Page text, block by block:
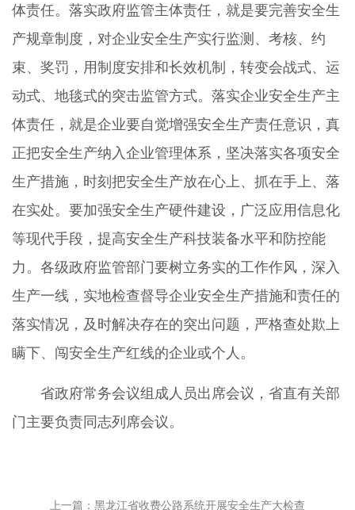
体责任。落实政府监管主体责任，就是要完善安全生
产规章制度，对企业安全生产实行监测、考核、约
束、奖罚，用制度安排和长效机制，转变会战式、运
动式、地毯式的突击监管方式。落实企业安全生产主
体责任，就是企业要自觉增强安全生产责任意识，真
正把安全生产纳入企业管理体系，坚决落实各项安全
生产措施，时刻把安全生产放在心上、抓在手上、落
在实处。要加强安全生产硬件建设，广泛应用信息化
等现代手段，提高安全生产科技装备水平和防控能
力。各级政府监管部门要树立务实的工作作风，深入
生产一线，实地检查督导企业安全生产措施和责任的
落实情况，及时解决存在的突出问题，严格查处欺上
瞒下、闯安全生产红线的企业或个人。
省政府常务会议组成人员出席会议，省直有关部
门主要负责同志列席会议。
上一篇：黑龙江省收费公路系统开展安全生产大检查